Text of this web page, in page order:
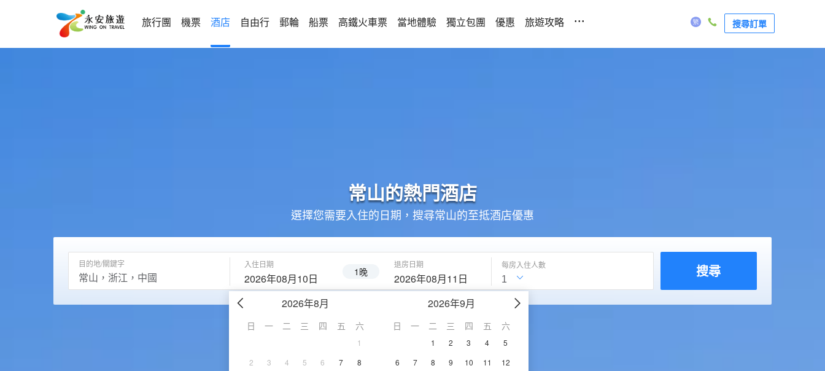
旅行團 機票 酒店 自由行 郵輪 船票 高鐵火車票 當地體驗 獨立包團 優惠 旅遊攻略 ... 搜尋訂單
常山的熱門酒店
選擇您需要入住的日期，搜尋常山的至抵酒店優惠
目的地/關鍵字 入住日期
2026年08月10日 1晚
退房日期
2026年08月11日
2026年8月
日 一 二 三 四 五 六
1
2
3 4 5 6 7
8
2026年9月
日 一 二 三 四 五 六
1 2 3 4
5
6
7 8 9 10 11
12
每房入住人數 搜尋